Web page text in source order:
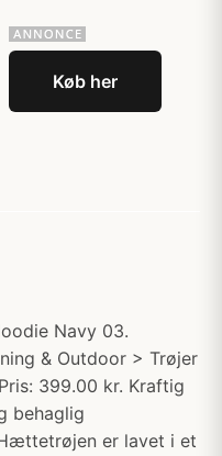
Køb her
Navy 03.
& Outdoor > Trøjer
399.00 kr. Kraftig
behaglig
er lavet i et